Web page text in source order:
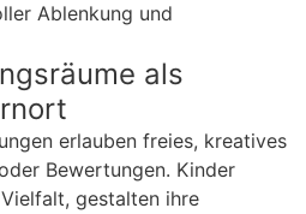
Ablenkung und
als
erlauben freies, kreatives
Bewertungen. Kinder
gestalten ihre